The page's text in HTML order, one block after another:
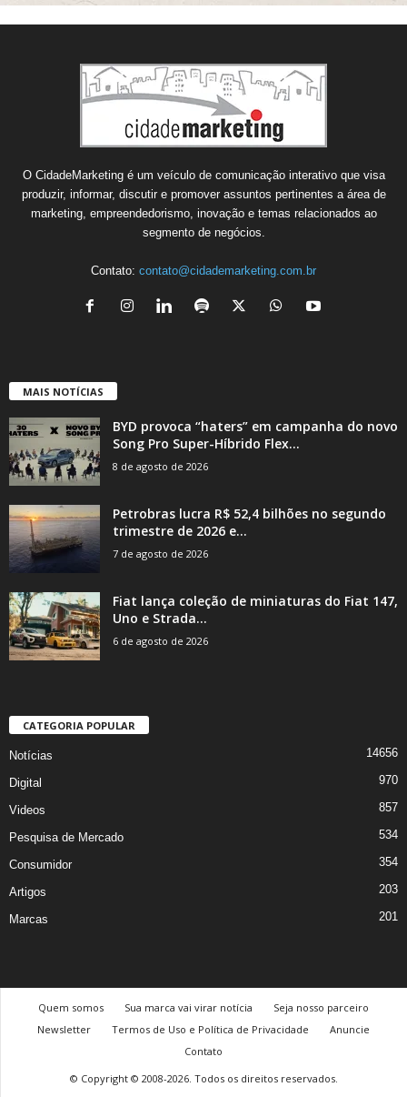
O CidadeMarketing é um veículo de comunicação interativo que visa
produzir, informar, discutir e promover assuntos pertinentes a área de
marketing, empreendedorismo, inovação e temas relacionados ao
segmento de negócios.
Contato: contato@cidademarketing.com.br
MAIS NOTÍCIAS
BYD provoca “haters” em campanha do novo
Song Pro Super-Híbrido Flex...
8 de agosto de 2026
Petrobras lucra R$ 52,4 bilhões no segundo
trimestre de 2026 e...
7 de agosto de 2026
Fiat lança coleção de miniaturas do Fiat 147,
Uno e Strada...
6 de agosto de 2026
CATEGORIA POPULAR
Notícias 14656
Digital 970
Videos 857
Pesquisa de Mercado 534
Consumidor 354
Artigos 203
Marcas 201
Quem somos Sua marca vai virar notícia
Seja nosso parceiro
Newsletter
Termos de Uso e Política de Privacidade
Anuncie
Contato
© Copyright © 2008-2026. Todos os direitos reservados.